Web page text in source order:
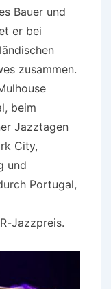
Bauer und
er bei
zusammen.
beim
Jazztagen
City,
und
Portugal,
Jazzpreis.